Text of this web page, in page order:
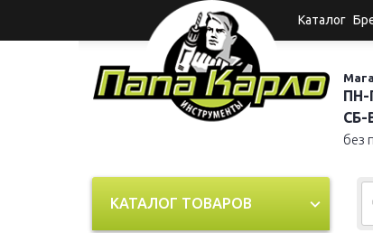
Каталог
ПН-
СБ-
без
КАТАЛОГ ТОВАРОВ